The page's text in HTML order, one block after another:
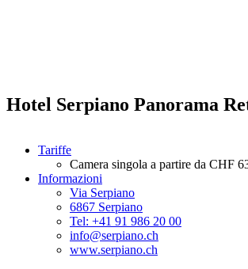
Hotel Serpiano Panorama
Tariffe
Camera singola a partire da CHF
Informazioni
Via Serpiano
6867 Serpiano
Tel: +41 91 986 20 00
info@serpiano.ch
www.serpiano.ch